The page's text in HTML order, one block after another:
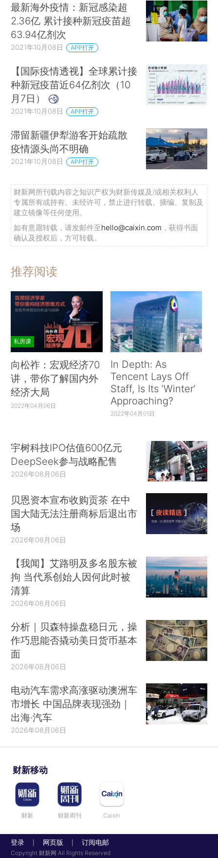
最新海外疫情：新冠感染超
2.36亿 累计接种新冠疫苗超
63.94亿剂次
2021年10月08日 APP打开
【国际疫情透视】全球累计接
种新冠疫苗近64亿剂次（10
月7日）
2021年10月08日 APP打开
滞留新疆伊犁游客开始疏散
疫情源头尚不明确
2021年10月08日 APP打开
财新网所刊载内容之知识产权为财新传媒及/或相关权利人
专属所有或持有。未经许可，禁止进行转载、摘编、复制及
建立镜像等任何使用。
如有意愿转载，请发邮件至hello@caixin.com ，获得书面
确认及授权后，方可转载。
推荐阅读
私房课
向松祚：宏观经济70
讲，带你了解国内外
经济大局
2022年04月06日
In Depth: As
Tencent Lays Off
Staff, Is Its ‘Winter’
Approaching?
2022年04月01日
宇树科技IPO估值600亿元
DeepSeek参与战略配售
2026年08月06日
贝恩资本宣布收购贡茶 在中
国大陆无法注册商标后退出市
场
2026年08月06日
【我闻】艾路明及多名股东被
拘 当代系创始人因何此时被
清算
2026年08月06日
分析｜贝森特操盘稳日元，操
作巧思能否撬动美日货币基本
面
2026年08月06日
电动汽车需求高涨驱动澳洲车
市增长 中国品牌表现强劲｜
出海·汽车
2026年08月06日
财新移动
财新 财新周刊 Caixin
登录 网页版 订阅电邮
Copyright 财新网 All Rights Reserved